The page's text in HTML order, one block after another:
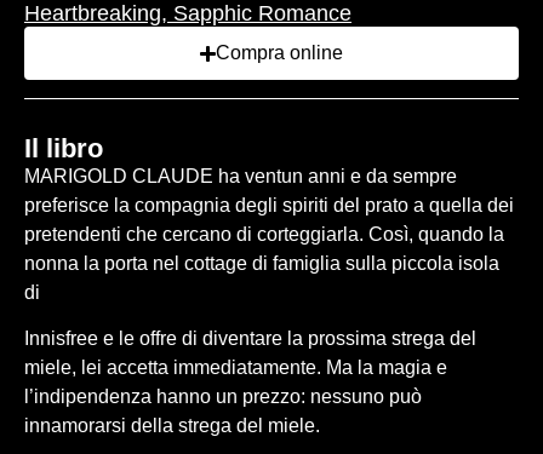
Heartbreaking, Sapphic Romance
Compra online
Il libro
MARIGOLD CLAUDE ha ventun anni e da sempre
preferisce la compagnia degli spiriti del prato a quella dei
pretendenti che cercano di corteggiarla. Così, quando la
nonna la porta nel cottage di famiglia sulla piccola isola
di
Innisfree e le offre di diventare la prossima strega del
miele, lei accetta immediatamente. Ma la magia e
l’indipendenza hanno un prezzo: nessuno può
innamorarsi della strega del miele.